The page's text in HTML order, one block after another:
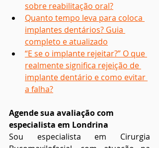
sobre reabilitação oral?
Quanto tempo leva para coloca
implantes dentários? Guia
completo e atualizado
“E se o implante rejeitar?” O que
realmente significa rejeição de
implante dentário e como evitar
a falha?
Agende sua avaliação com
especialista em Londrina
Sou especialista em Cirurgia